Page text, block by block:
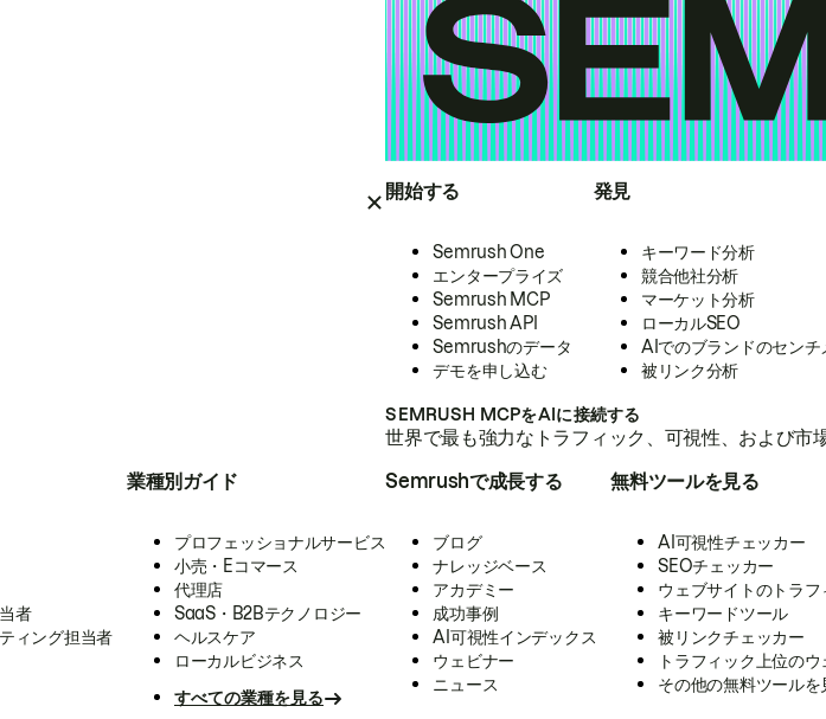
開始する
Semrush One
エンタープライズ
Semrush MCP
Semrush API
Semrushのデータ
デモを申し込む
発見
キーワード分析
競合他社分析
マーケット分析
ローカルSEO
AIでのブランドのセンチ
被リンク分析
SEMRUSH MCPをAIに接続する
世界で最も強力なトラフィック、可視性、および
者
ィング担当者
業種別ガイド
プロフェッショナルサービス
小売・Eコマース
代理店
SaaS・B2Bテクノロジー
ヘルスケア
ローカルビジネス
すべての業種を見る
Semrushで成長する
ブログ
ナレッジベース
アカデミー
成功事例
AI可視性インデックス
ウェビナー
ニュース
無料ツールを見る
AI可視性チェッカー
SEOチェッカー
ウェブサイトのトラ
キーワードツール
被リンクチェッカー
トラフィック上位の
その他の無料ツールを